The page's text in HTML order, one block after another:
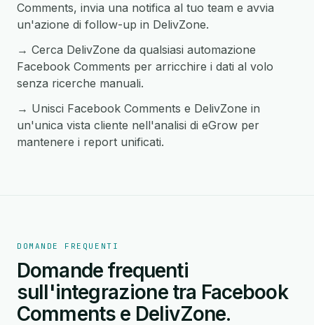
Comments, invia una notifica al tuo team e avvia
un'azione di follow-up in DelivZone.
→ Cerca DelivZone da qualsiasi automazione
Facebook Comments per arricchire i dati al volo
senza ricerche manuali.
→ Unisci Facebook Comments e DelivZone in
un'unica vista cliente nell'analisi di eGrow per
mantenere i report unificati.
DOMANDE FREQUENTI
Domande frequenti
sull'integrazione tra Facebook
Comments e DelivZone.